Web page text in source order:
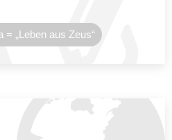
„Leben aus Zeus“